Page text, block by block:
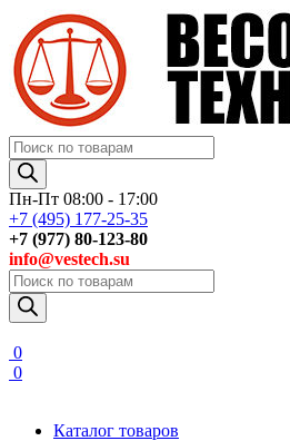
Поиск
товаров
Пн-Пт 08:00 - 17:00
+7 (495) 177-25-35
+7 (977) 80-123-80
info@vestech.su
Поиск
товаров
0
0
Каталог товаров